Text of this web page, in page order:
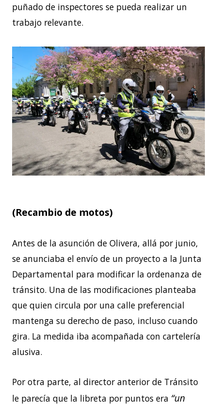
puñado de inspectores se pueda realizar un
trabajo relevante.
(Recambio de motos)
Antes de la asunción de Olivera, allá por junio,
se anunciaba el envío de un proyecto a la Junta
Departamental para modificar la ordenanza de
tránsito. Una de las modificaciones planteaba
que quien circula por una calle preferencial
mantenga su derecho de paso, incluso cuando
gira. La medida iba acompañada con cartelería
alusiva.
Por otra parte, al director anterior de Tránsito
le parecía que la libreta por puntos era “un